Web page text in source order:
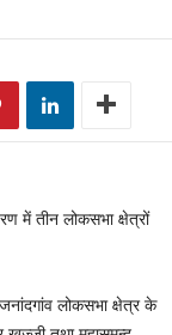
में तीन लोकसभा क्षेत्रों
लोकसभा क्षेत्र के